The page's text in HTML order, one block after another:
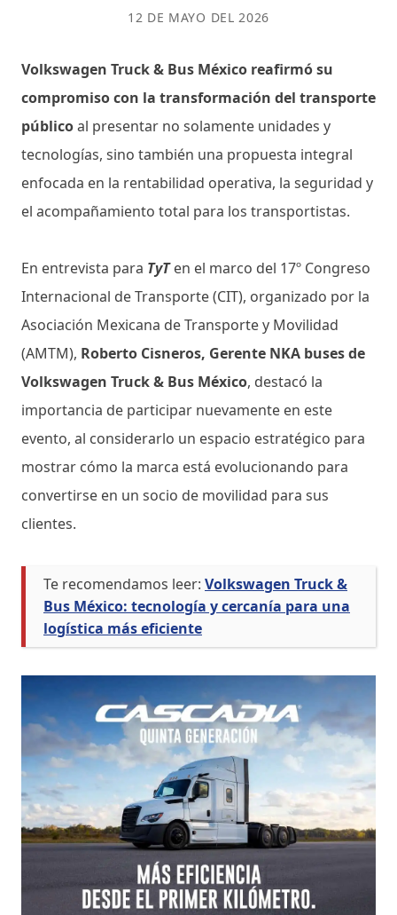
12 DE MAYO DEL 2026
Volkswagen Truck & Bus México reafirmó su
compromiso con la transformación del transporte
públicoal presentar no solamente unidades y
tecnologías, sino también una propuesta integral
enfocada en la rentabilidad operativa, la seguridad y
el acompañamiento total para los transportistas.
En entrevista para TyTen el marco del 17º Congreso
Internacional de Transporte (CIT), organizado por la
Asociación Mexicana de Transporte y Movilidad
(AMTM), Roberto Cisneros, Gerente NKA buses de
Volkswagen Truck & Bus México, destacó la
importancia de participar nuevamente en este
evento, al considerarlo un espacio estratégico para
mostrar cómo la marca está evolucionando para
convertirse en un socio de movilidad para sus
clientes.
Te recomendamos leer: Volkswagen Truck &
Bus México: tecnología y cercanía para una
logística más eficiente